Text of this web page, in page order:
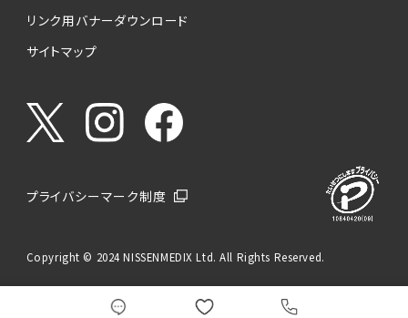
リンク用バナーダウンロード
サイトマップ
プライバシーマーク制度
Copyright © 2024 NISSENMEDIX Ltd. All Rights Reserved.